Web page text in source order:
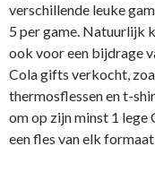
verschillende leuke
5 per game. Natuurlijk
ook voor een bijdrage
Cola gifts verkocht,
thermosflessen en t-
om op zijn minst 1 lege
een fles van elk